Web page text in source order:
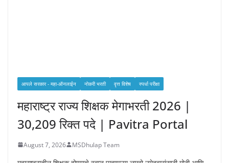
आपले सरकार - महा-ऑनलाईन नोकरी भरती वृत्त विशेष स्पर्धा परीक्षा
महाराष्ट्र राज्य शिक्षक मेगाभरती 2026 |
30,209 रिक्त पदे | Pavitra Portal
August 7, 2026 MSDhulap Team